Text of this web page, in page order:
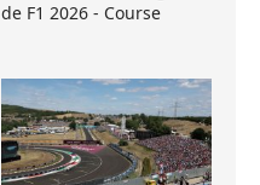
de F1 2026 - Course